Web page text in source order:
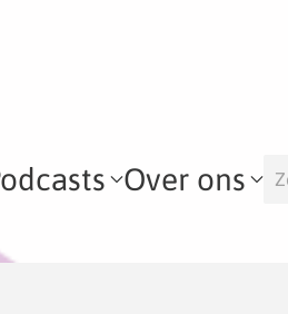
Over ons